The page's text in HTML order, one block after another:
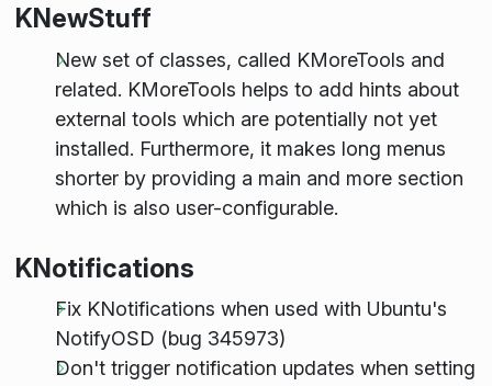
KNewStuff
New set of classes, called KMoreTools and
related. KMoreTools helps to add hints about
external tools which are potentially not yet
installed. Furthermore, it makes long menus
shorter by providing a main and more section
which is also user-configurable.
KNotifications
Fix KNotifications when used with Ubuntu's
NotifyOSD (bug 345973)
Don't trigger notification updates when setting